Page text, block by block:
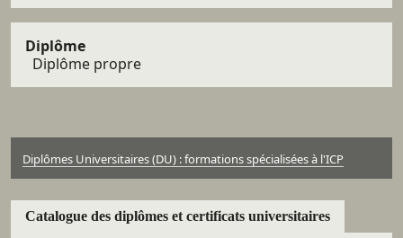
Diplôme
Diplôme propre
Diplômes Universitaires (DU) : formations spécialisées à l'ICP
Catalogue des diplômes et certificats universitaires